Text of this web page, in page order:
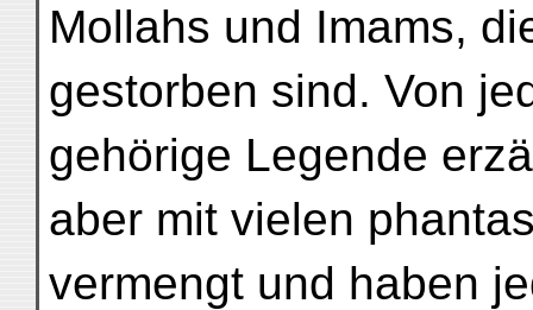
Mollahs und Imams,
gestorben sind. Von
gehörige Legende
aber mit vielen
vermengt und haben